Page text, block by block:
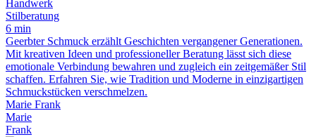
Handwerk
Stilberatung
6 min
Geerbter Schmuck erzählt Geschichten vergangener Generationen.
Mit kreativen Ideen und professioneller Beratung lässt sich diese
emotionale Verbindung bewahren und zugleich ein zeitgemäßer Stil
schaffen. Erfahren Sie, wie Tradition und Moderne in einzigartigen
Schmuckstücken verschmelzen.
Marie Frank
Marie
Frank